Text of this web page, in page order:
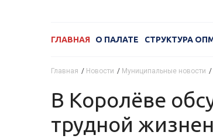
ГЛАВНАЯ О ПАЛАТЕ СТРУКТУРА
Главная / Новости / Муниципальные новости /
В Королёве обсудили меры поддержки семей, находящихся в
трудной